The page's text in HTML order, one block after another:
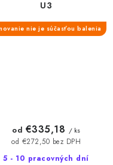
U3
nie je súčasťou balenia
5 - 10 pracovných dní
od €272,50 bez DPH
od €335,18 / ks